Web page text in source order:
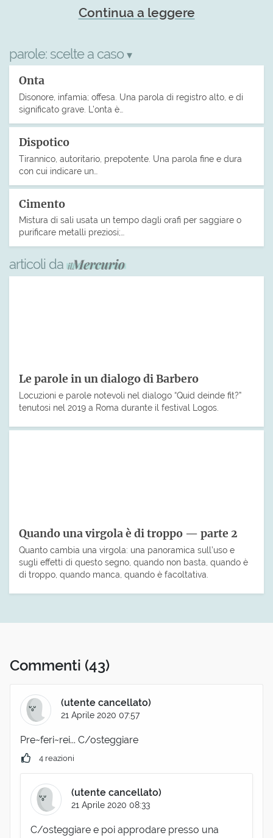
Continua a leggere
parole: scelte a caso ▾
Onta
Disonore, infamia; offesa. Una parola di registro alto, e di
significato grave. L’onta è…
Dispotico
Tirannico, autoritario, prepotente. Una parola fine e dura
con cui indicare un…
Cimento
Mistura di sali usata un tempo dagli orafi per saggiare o
purificare metalli preziosi;…
articoli da
Le parole in un dialogo di Barbero
Locuzioni e parole notevoli nel dialogo “Quid deinde fit?”
tenutosi nel 2019 a Roma durante il festival Logos.
Quando una virgola è di troppo — parte 2
Quanto cambia una virgola: una panoramica sull’uso e
sugli effetti di questo segno, quando non basta, quando è
di troppo, quando manca, quando è facoltativa.
Commenti (43)
(utente cancellato)
21 Aprile 2020 07:57
Pre~feri~rei... C/osteggiare
4 reazioni
(utente cancellato)
21 Aprile 2020 08:33
C/osteggiare e poi approdare presso una